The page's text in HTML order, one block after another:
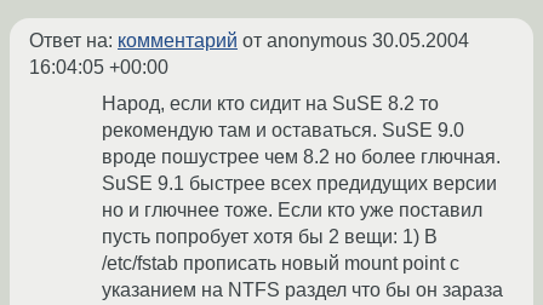
Ответ на: комментарий от anonymous 30.05.2004
16:04:05 +00:00
Народ, если кто сидит на SuSE 8.2 то
рекомендую там и оставаться. SuSE 9.0
вроде пошустрее чем 8.2 но более глючная.
SuSE 9.1 быстрее всех предидущих версии
но и глючнее тоже. Если кто уже поставил
пусть попробует хотя бы 2 вещи: 1) В
/etc/fstab прописать новый mount point с
указанием на NTFS раздел что бы он зараза